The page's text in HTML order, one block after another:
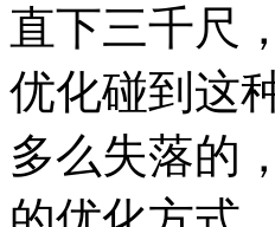
直下三千尺
优化碰到这
多么失落的